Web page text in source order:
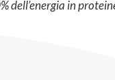
dell’energia in